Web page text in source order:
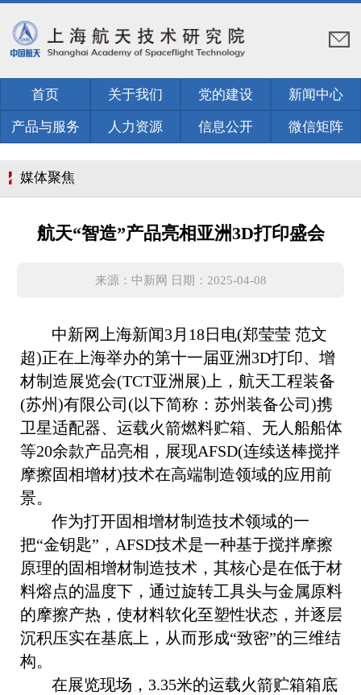
首页 关于我们 党的建设 新闻中心
产品与服务 人力资源 信息公开 微信矩阵
媒体聚焦
航天“智造”产品亮相亚洲3D打印盛会
来源：中新网 日期：2025-04-08
中新网上海新闻3月18日电(郑莹莹 范文
超)正在上海举办的第十一届亚洲3D打印、增
材制造展览会(TCT亚洲展)上，航天工程装备
(苏州)有限公司(以下简称：苏州装备公司)携
卫星适配器、运载火箭燃料贮箱、无人船船体
等20余款产品亮相，展现AFSD(连续送棒搅拌
摩擦固相增材)技术在高端制造领域的应用前
景。
作为打开固相增材制造技术领域的一
把“金钥匙”，AFSD技术是一种基于搅拌摩擦
原理的固相增材制造技术，其核心是在低于材
料熔点的温度下，通过旋转工具头与金属原料
的摩擦产热，使材料软化至塑性状态，并逐层
沉积压实在基底上，从而形成“致密”的三维结
构。
在展览现场，3.35米的运载火箭贮箱箱底